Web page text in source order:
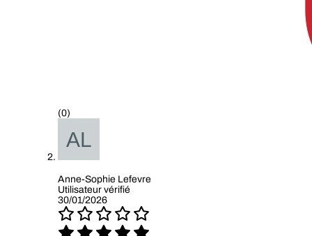
(0)
Anne-Sophie Lefevre
Utilisateur vérifié
30/01/2026